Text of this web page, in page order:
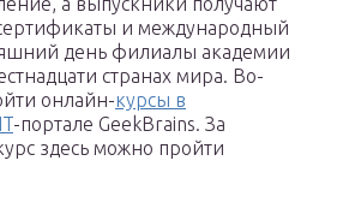
и международный
день филиалы академии
странах мира. Во-
онлайн-курсы в
-портале GeekBrains. За
здесь можно пройти